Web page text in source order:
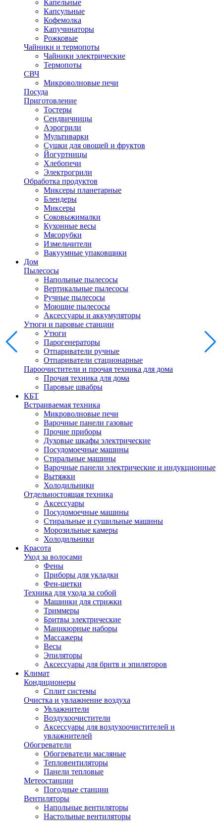
Капельные
Капсульные
Кофемолка
Капучинаторы
Рожковые
Чайники и термопоты
Чайники электрические
Термопоты
СВЧ
Микроволновые печи
Посуда
Приготовление
Тостеры
Сендвичницы
Аэрогрили
Мультиварки
Сушки для овощей и фруктов
Йогуртницы
Хлебопечи
Электрогрили
Обработка продуктов
Миксеры планетарные
Блендеры
Миксеры
Соковыжималки
Кухонные весы
Мясорубки
Измельчители
Вакуумные упаковщики
Дом
Пылесосы
Напольные пылесосы
Вертикальные пылесосы
Ручные пылесосы
Моющие пылесосы
Аксессуары и аккумуляторы
Утюги и паровые станции
Утюги
Парогенераторы
Отпариватели ручные
Отпариватели стационарные
Пароочистители и прочая техника для дома
Прочая техника для дома
Паровые швабры
КБТ
Встраиваемая техника
Микроволновые печи
Варочные панели газовые
Прочие приборы
Духовые шкафы электрические
Посудомоечные машины
Стиральные машины
Варочные панели электрические и индукционные
Вытяжки
Холодильники
Отдельностоящая техника
Аксессуары
Посудомоечные машины
Стиральные и сушильные машины
Морозильные камеры
Холодильники
Красота
Уход за волосами
Фены
Приборы для укладки
Фен-щетки
Техника для ухода за собой
Машинки для стрижки
Триммеры
Бритвы электрические
Маникюрные наборы
Массажеры
Весы
Эпиляторы
Аксессуары для бритв и эпиляторов
Климат
Кондиционеры
Сплит системы
Очистка и увлажнение воздуха
Увлажнители
Воздухоочистители
Аксессуары для воздухоочистителей и
увлажнителей
Обогреватели
Обогреватели масляные
Тепловентиляторы
Панели тепловые
Метеостанции
Погодные станции
Вентиляторы
Напольные вентиляторы
Настольные вентиляторы